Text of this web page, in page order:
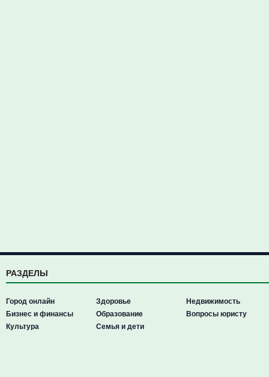
РАЗДЕЛЫ
Город онлайн
Бизнес и финансы
Культура
Здоровье
Образование
Семья и дети
Недвижимость
Вопросы юристу